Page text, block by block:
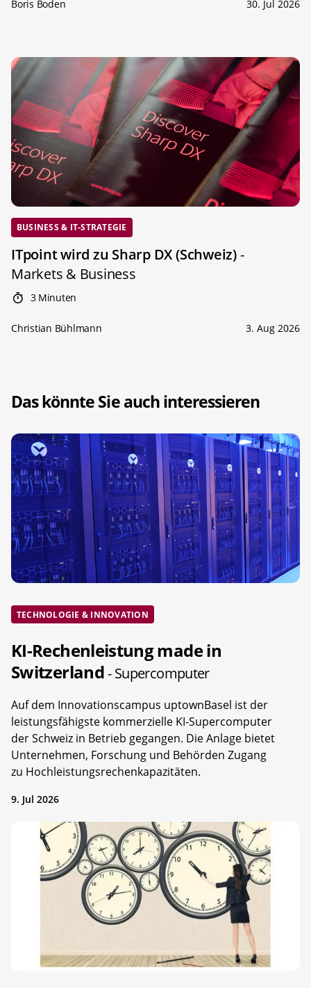
Boris Boden 30. Jul 2026
BUSINESS & IT-STRATEGIE
ITpoint wird zu Sharp DX (Schweiz)-
Markets & Business
3 Minuten
Christian Bühlmann 3. Aug 2026
Das könnte Sie auch interessieren
TECHNOLOGIE & INNOVATION
KI-Rechenleistung made in
Switzerland- Supercomputer
Auf dem Innovationscampus uptownBasel ist der
leistungsfähigste kommerzielle KI-Supercomputer
der Schweiz in Betrieb gegangen. Die Anlage bietet
Unternehmen, Forschung und Behörden Zugang
zu Hochleistungsrechenkapazitäten.
9. Jul 2026